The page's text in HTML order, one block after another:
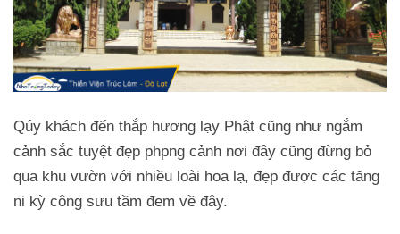
Qúy khách đến thắp hương lạy Phật cũng như ngắm
cảnh sắc tuyệt đẹp phpng cảnh nơi đây cũng đừng bỏ
qua khu vườn với nhiều loài hoa lạ, đẹp được các tăng
ni kỳ công sưu tầm đem về đây.